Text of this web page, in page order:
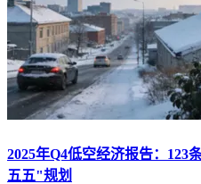
2025年Q4低空经济报告：123
五五"规划